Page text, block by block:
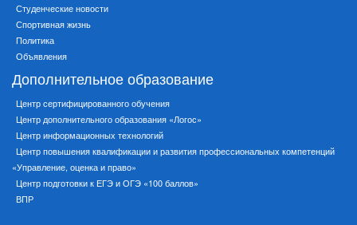
Студенческие новости
Спортивная жизнь
Политика
Объявления
Дополнительное образование
Центр сертифицированного обучения
Центр дополнительного образования «Логос»
Центр информационных технологий
Центр повышения квалификации и развития профессиональных компетенций
«Управление, оценка и право»
Центр подготовки к ЕГЭ и ОГЭ «100 баллов»
ВПР